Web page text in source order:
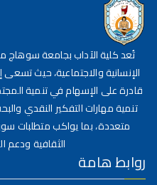
تُعد كلية الآداب بجامعة سوهاج
الإنسانية والاجتماعية، حيث
قادرة على الإسهام في تنمية
تنمية مهارات التفكير النقدي
متعددة، بما يواكب متطلبات
الثقافية ودعم
روابط هامة